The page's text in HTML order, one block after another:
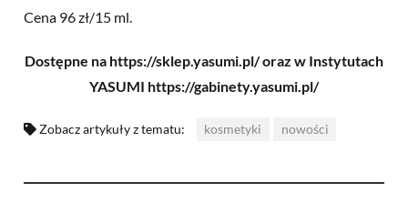
Cena 96 zł/15 ml.
Dostępne na https://sklep.yasumi.pl/ oraz w Instytutach
YASUMI https://gabinety.yasumi.pl/
Zobacz artykuły z tematu: kosmetyki nowości